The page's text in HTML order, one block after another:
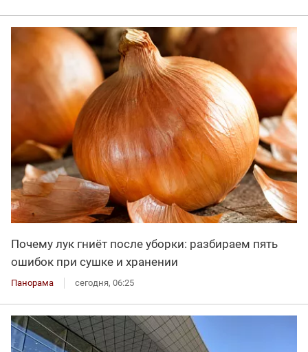
Почему лук гниёт после уборки: разбираем пять
ошибок при сушке и хранении
Панорама сегодня, 06:25